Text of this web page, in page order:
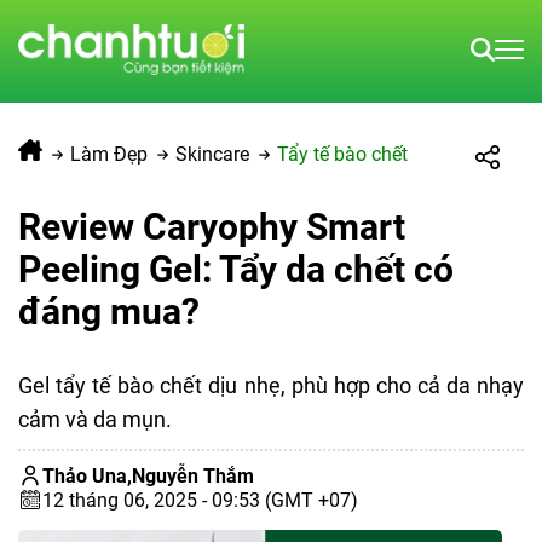
Làm Đẹp Skincare Tẩy tế bào chết
Review Caryophy Smart
Peeling Gel: Tẩy da chết có
đáng mua?
Gel tẩy tế bào chết dịu nhẹ, phù hợp cho cả da nhạy
cảm và da mụn.
Thảo Una,Nguyễn Thắm
12 tháng 06, 2025 - 09:53 (GMT +07)